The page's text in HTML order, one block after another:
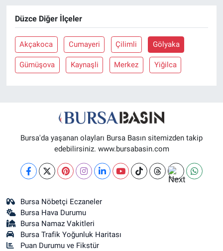
Düzce Diğer İlçeler
Akçakoca Cumayeri Çilimli Gölyaka
Gümüşova Kaynaşli Merkez Yiğilca
Bursa'da yaşanan olayları Bursa Basın sitemizden takip
edebilirsiniz. www.bursabasin.com
Bursa Nöbetçi Eczaneler
Bursa Hava Durumu
Bursa Namaz Vakitleri
Bursa Trafik Yoğunluk Haritası
Puan Durumu ve Fikstür
Spor
Nöbetçi Eczaneler